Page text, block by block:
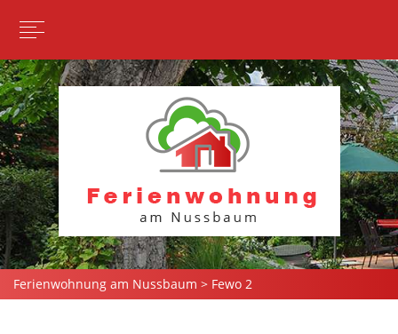
Ferienwohnung am Nussbaum > Fewo 2